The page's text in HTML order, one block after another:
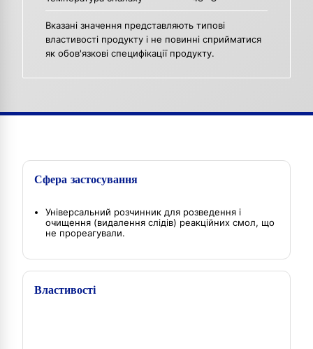
Вказані значення представляють типові
властивості продукту і не повинні сприйматися
як обов'язкові специфікації продукту.
Сфера застосування
Універсальний розчинник для розведення і
очищення (видалення слідів) реакційних смол, що
не прореагували.
Властивості